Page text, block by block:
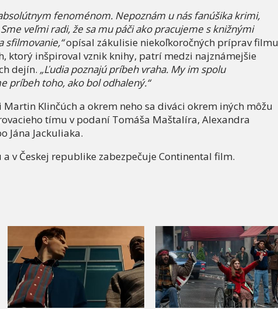
fenoménom. Nepoznám u nás fanúšika krimi,
veľmi radi, že sa mu páči ako pracujeme s knižnými
sfilmovanie,“opísal zákulisie niekoľkoročných príprav filmu
ktorý inšpiroval vznik knihy, patrí medzi najznámejšie
dejín. „Ľudia poznajú príbeh vraha. My im spolu
príbeh toho, ako bol odhalený.“
Klinčúch a okrem neho sa diváci okrem iných môžu
tímu v podaní Tomáša Maštalíra, Alexandra
Jána Jackuliaka.
v Českej republike zabezpečuje Continental film.